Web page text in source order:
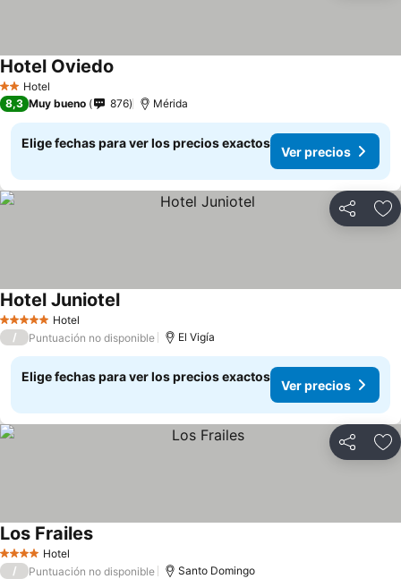
2 Estrellas
Hotel
Hotel Oviedo
8,3 Muy bueno 876 Mérida
Elige fechas para ver los precios exactos
Ver precios
Compartir
5 Estrellas Hotel
Hotel Juniotel
/ Puntuación no disponible El Vigía
Elige fechas para ver los precios exactos
Ver precios
Compartir
4 EstrellasHotel
Los Frailes
/ Puntuación no disponible Santo Domingo